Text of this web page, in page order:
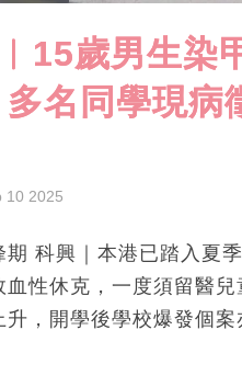
歲男生染
名同學現病
10 2025
期 科興｜本港已踏入夏
血性休克，一度須留醫
升，開學後學校爆發個案